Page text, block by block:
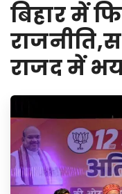
बिहार में
राजद में